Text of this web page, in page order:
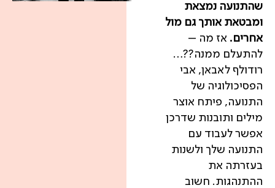
שהתנועה נמצאת
ומבטאת אותך גם מול
אחרים. אז מה –
להתעלם ממנה??…
רודולף לאבאן, אבי
הפסיכולוגיה של
התנועה, פיתח אוצר
מילים ותובנות שדרכן
אפשר לעבוד עם
התנועה שלך ולשנות
בעזרתה את
ההתנהגות. חשוב